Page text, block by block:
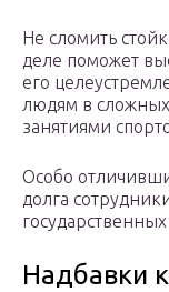
Не сломить
деле поможет
его
людям в сложных
занятиями
Особо
долга
Надбавки